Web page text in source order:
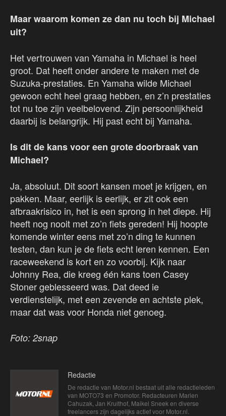
Maar waarom komen ze dan nu toch bij Michael
uit?
Het vertrouwen van Yamaha in Michael is heel
groot. Dat heeft onder andere te maken met de
Suzuka-prestaties. En Yamaha wilde Michael
gewoon echt heel graag hebben, en z’n prestaties
tot nu toe zijn veelbelovend. Zijn persoonlijkheid
daarbij is belangrijk. Hij past echt bij Yamaha.
Is dit de kans voor een grote doorbraak van
Michael?
Ja, absoluut. Dit soort kansen moet je krijgen, en
pakken. Maar, eerlijk is eerlijk, er zit ook een
afbraakrisico in, het is een sprong in het diepe. Hij
heeft nog nooit met zo’n fiets gereden! Hij hoopte
komende winter eens met zo’n ding te kunnen
testen, dan kun je de fiets echt leren kennen. Een
raceweekend is kort en zo voorbij. Kijk naar
Johnny Rea, die kreeg één kans toen Casey
Stoner geblesseerd was. Dat deed ie
verdienstelijk, met een zevende en achtste plek,
maar dat was voor Honda niet genoeg.
Foto: 2snap
Redactie
De redactie van Motor.nl bestaat uit alle redactieleden
van MOTO73 en Promotor. Redacteuren Marien
Cahuzak, Jan Kruithof, Maikel Sneek en diverse
freelancers zijn dagelijks actief voor Motor.nl.